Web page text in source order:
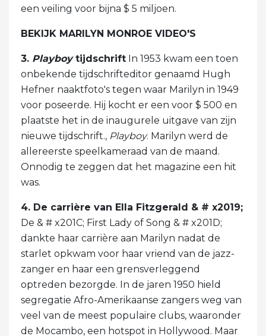
een veiling voor bijna $ 5 miljoen.
BEKIJK MARILYN MONROE VIDEO'S
3. Playboytijdschrift In 1953 kwam een ​​toen
onbekende tijdschrifteditor genaamd Hugh
Hefner naaktfoto's tegen waar Marilyn in 1949
voor poseerde. Hij kocht er een voor $ 500 en
plaatste het in de inaugurele uitgave van zijn
nieuwe tijdschrift., Playboy. Marilyn werd de
allereerste speelkameraad van de maand.
Onnodig te zeggen dat het magazine een hit
was.
4. De carrière van Ella Fitzgerald & # x2019;
De & # x201C; First Lady of Song & # x201D;
dankte haar carrière aan Marilyn nadat de
starlet opkwam voor haar vriend van de jazz-
zanger en haar een grensverleggend
optreden bezorgde. In de jaren 1950 hield
segregatie Afro-Amerikaanse zangers weg van
veel van de meest populaire clubs, waaronder
de Mocambo, een hotspot in Hollywood. Maar